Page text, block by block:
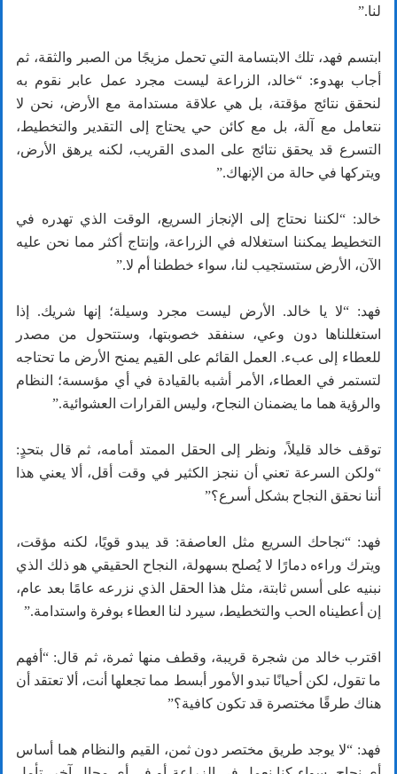
لنا.”
ابتسم فهد، تلك الابتسامة التي تحمل مزيجًا من الصبر والثقة، ثم
أجاب بهدوء: “خالد، الزراعة ليست مجرد عمل عابر نقوم به
لنحقق نتائج مؤقتة، بل هي علاقة مستدامة مع الأرض، نحن لا
نتعامل مع آلة، بل مع كائن حي يحتاج إلى التقدير والتخطيط،
التسرع قد يحقق نتائج على المدى القريب، لكنه يرهق الأرض،
ويتركها في حالة من الإنهاك.”
خالد: “لكننا نحتاج إلى الإنجاز السريع، الوقت الذي تهدره في
التخطيط يمكننا استغلاله في الزراعة، وإنتاج أكثر مما نحن عليه
الآن، الأرض ستستجيب لنا، سواء خططنا أم لا.”
فهد: “لا يا خالد. الأرض ليست مجرد وسيلة؛ إنها شريك. إذا
استغللناها دون وعي، سنفقد خصوبتها، وستتحول من مصدر
للعطاء إلى عبء. العمل القائم على القيم يمنح الأرض ما تحتاجه
لتستمر في العطاء، الأمر أشبه بالقيادة في أي مؤسسة؛ النظام
والرؤية هما ما يضمنان النجاح، وليس القرارات العشوائية.”
توقف خالد قليلاً، ونظر إلى الحقل الممتد أمامه، ثم قال بتحدٍ:
“ولكن السرعة تعني أن ننجز الكثير في وقت أقل، ألا يعني هذا
أننا نحقق النجاح بشكل أسرع؟”
فهد: “نجاحك السريع مثل العاصفة: قد يبدو قويًا، لكنه مؤقت،
ويترك وراءه دمارًا لا يُصلح بسهولة، النجاح الحقيقي هو ذلك الذي
نبنيه على أسس ثابتة، مثل هذا الحقل الذي نزرعه عامًا بعد عام،
إن أعطيناه الحب والتخطيط، سيرد لنا العطاء بوفرة واستدامة.”
اقترب خالد من شجرة قريبة، وقطف منها ثمرة، ثم قال: “أفهم
ما تقول، لكن أحيانًا تبدو الأمور أبسط مما تجعلها أنت، ألا تعتقد أن
هناك طرقًا مختصرة قد تكون كافية؟”
فهد: “لا يوجد طريق مختصر دون ثمن، القيم والنظام هما أساس